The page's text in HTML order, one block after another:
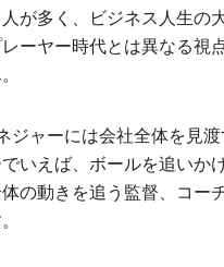
が多く、ビジネス人生の
ーヤー時代とは異なる視
ジャーには会社全体を見
いえば、ボールを追いか
の動きを追う監督、コー